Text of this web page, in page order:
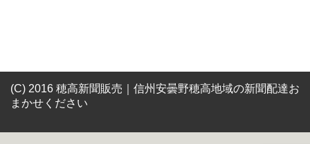
(C) 2016 穂高新聞販売｜信州安曇野穂高地域の新聞配達お
まかせください